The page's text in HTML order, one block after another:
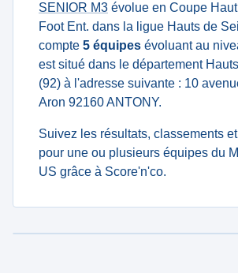
SENIOR M3 évolue en Coupe
Foot Ent. dans la ligue Hauts de
compte 5 équipes évoluant au
est situé dans le département
(92) à l'adresse suivante : 10
Aron 92160 ANTONY.
Suivez les résultats, classements
pour une ou plusieurs équipes du
US grâce à Score'n'co.